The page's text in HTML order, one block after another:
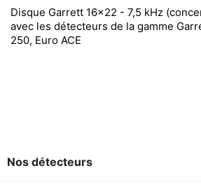
Disque Garrett 16x22 - 7,5 kHz
avec les détecteurs de la gamme
250, Euro ACE
Nos détecteurs